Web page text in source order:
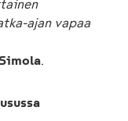
ajan vapaa
.